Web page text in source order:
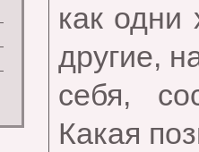
как одни
другие,
себя,
Какая